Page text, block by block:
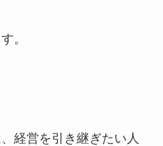
。
経営を引き継ぎたい人